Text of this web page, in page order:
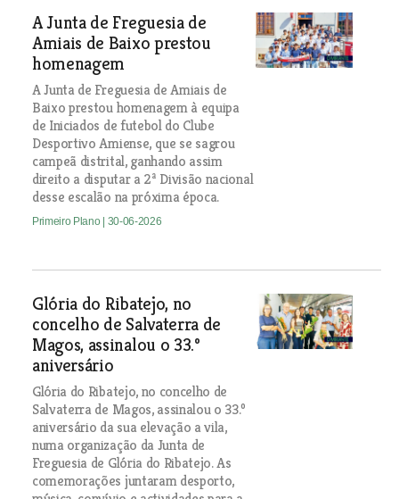
A Junta de Freguesia de
Amiais de Baixo prestou
homenagem
A Junta de Freguesia de Amiais de
Baixo prestou homenagem à equipa
de Iniciados de futebol do Clube
Desportivo Amiense, que se sagrou
campeã distrital, ganhando assim
direito a disputar a 2ª Divisão nacional
desse escalão na próxima época.
Primeiro Plano | 30-06-2026
Glória do Ribatejo, no
concelho de Salvaterra de
Magos, assinalou o 33.º
aniversário
Glória do Ribatejo, no concelho de
Salvaterra de Magos, assinalou o 33.º
aniversário da sua elevação a vila,
numa organização da Junta de
Freguesia de Glória do Ribatejo. As
comemorações juntaram desporto,